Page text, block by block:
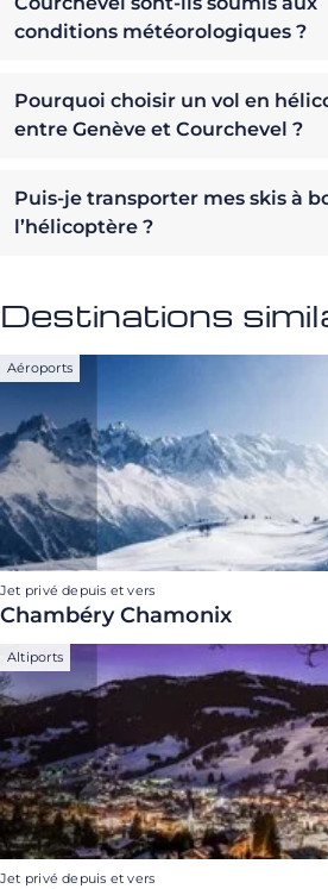
conditions météorologiques ?
Pourquoi choisir un vol en
entre Genève et Courchevel ?
Puis-je transporter mes skis à
l’hélicoptère ?
Destinations
Aéroports
Jet privé depuis et vers
Chambéry Chamonix
Altiports
Jet privé depuis et vers